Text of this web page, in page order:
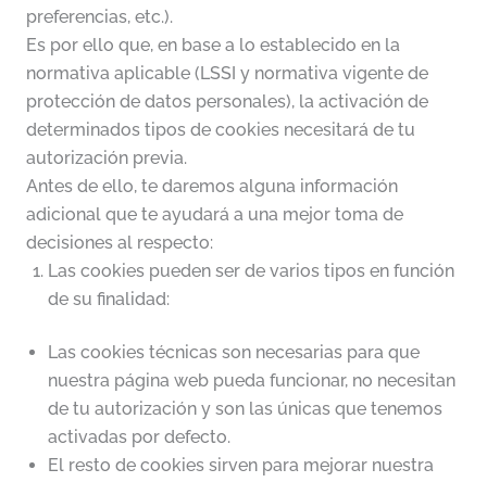
preferencias, etc.).
Es por ello que, en base a lo establecido en la
normativa aplicable (LSSI y normativa vigente de
protección de datos personales), la activación de
determinados tipos de cookies necesitará de tu
autorización previa.
Antes de ello, te daremos alguna información
adicional que te ayudará a una mejor toma de
decisiones al respecto:
Las cookies pueden ser de varios tipos en función
de su finalidad:
Las cookies técnicas son necesarias para que
nuestra página web pueda funcionar, no necesitan
de tu autorización y son las únicas que tenemos
activadas por defecto.
El resto de cookies sirven para mejorar nuestra